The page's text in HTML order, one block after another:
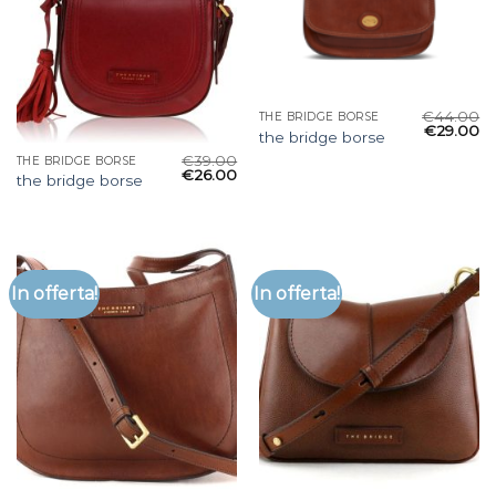
THE BRIDGE BORSE
the bridge borse
€39.00
€26.00
THE BRIDGE BORSE
the bridge borse
€44.00
€29.00
In offerta! In offerta!